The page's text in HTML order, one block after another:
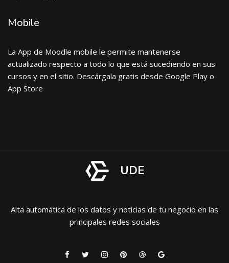
Mobile
La App de Moodle mobile le permite mantenerse
actualizado respecto a todo lo que está sucediendo en sus
cursos y en el sitio. Descárgala gratis desde Google Play o
App Store
UDE
Alta automática de los datos y noticias de tu negocio en las
principales redes sociales